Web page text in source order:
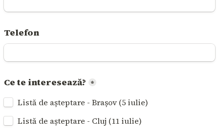
Telefon
Ce te interesează? *
Listă de așteptare - Brașov (5 iulie)
Listă de așteptare - Cluj (11 iulie)